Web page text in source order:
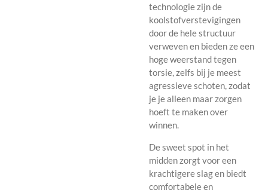
technologie zijn de
koolstofverstevigingen
door de hele structuur
verweven en bieden ze een
hoge weerstand tegen
torsie, zelfs bij je meest
agressieve schoten, zodat
je je alleen maar zorgen
hoeft te maken over
winnen.
De sweet spot in het
midden zorgt voor een
krachtigere slag en biedt
comfortabele en